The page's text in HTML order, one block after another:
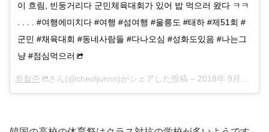
이 흐림, 빈둥거리다 군민체육대회가 있어 밥 먹으러 왔다 ㅋㅋ
. . . . #여행에미치다 #여행 #섬여행 #울릉도 #태하 #제51회 #
군민 #채육대회 #동네사람들 #다나오심 #성화도있음 #나는그
냥 #점심먹으러
최철준 さん(@cheoljunnn)がシェアした投稿 – 2018年 9月月6日午後8時45分PDT